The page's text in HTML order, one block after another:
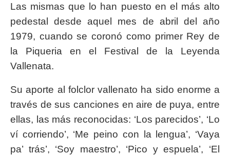
Las mismas que lo han puesto en el más alto
pedestal desde aquel mes de abril del año
1979, cuando se coronó como primer Rey de
la Piqueria en el Festival de la Leyenda
Vallenata.
Su aporte al folclor vallenato ha sido enorme a
través de sus canciones en aire de puya, entre
ellas, las más reconocidas: ‘Los parecidos’, ‘Lo
ví corriendo’, ‘Me peino con la lengua’, ‘Vaya
pa’ trás’, ‘Soy maestro’, ‘Pico y espuela’, ‘El